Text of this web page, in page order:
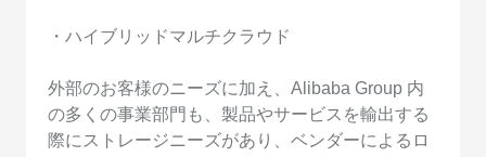
・ハイブリッドマルチクラウド
外部のお客様のニーズに加え、Alibaba Group 内
の多くの事業部門も、製品やサービスを輸出する
際にストレージニーズがあり、ベンダーによるロ